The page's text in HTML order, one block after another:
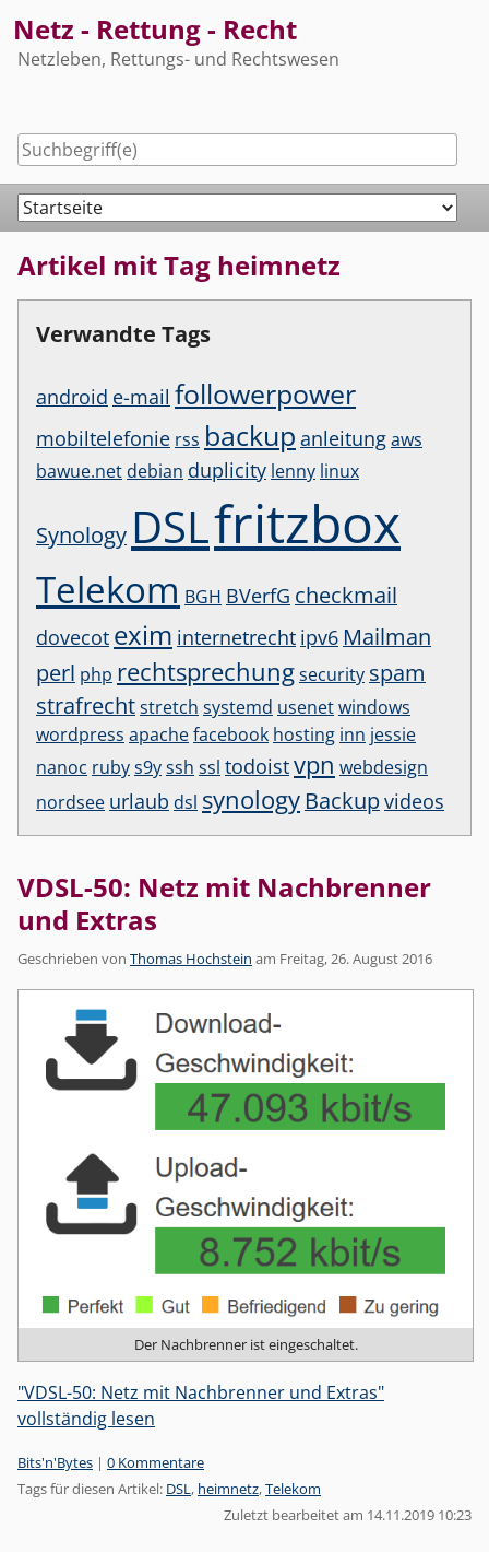
to
content
Netz - Rettung - Recht
Netzleben, Rettungs- und Rechtswesen
Navigation
Artikel mit Tag heimnetz
Verwandte Tags
android e-mail followerpower
mobiltelefonie rss backup anleitungaws
bawue.net debian duplicity lenny linux
Synology DSLfritzbox
Telekom BGH BVerfG checkmail
dovecot exim internetrecht ipv6 Mailman
perl php rechtsprechungsecurity spam
strafrechtstretch systemd usenetwindows
wordpress apachefacebook hosting inn jessie
nanoc rubys9yssh ssl todoistvpn webdesign
nordsee urlaub dsl synology Backupvideos
VDSL-50: Netz mit Nachbrenner
und Extras
Geschrieben von Thomas Hochstein am Freitag, 26. August 2016
Der Nachbrenner ist eingeschaltet.
"VDSL-50: Netz mit Nachbrenner und Extras"
vollständig lesen
Kategorien:
Bits'n'Bytes | 0 Kommentare
Tags für diesen Artikel: DSL , heimnetz,Telekom
Zuletzt bearbeitet am 14.11.2019 10:23